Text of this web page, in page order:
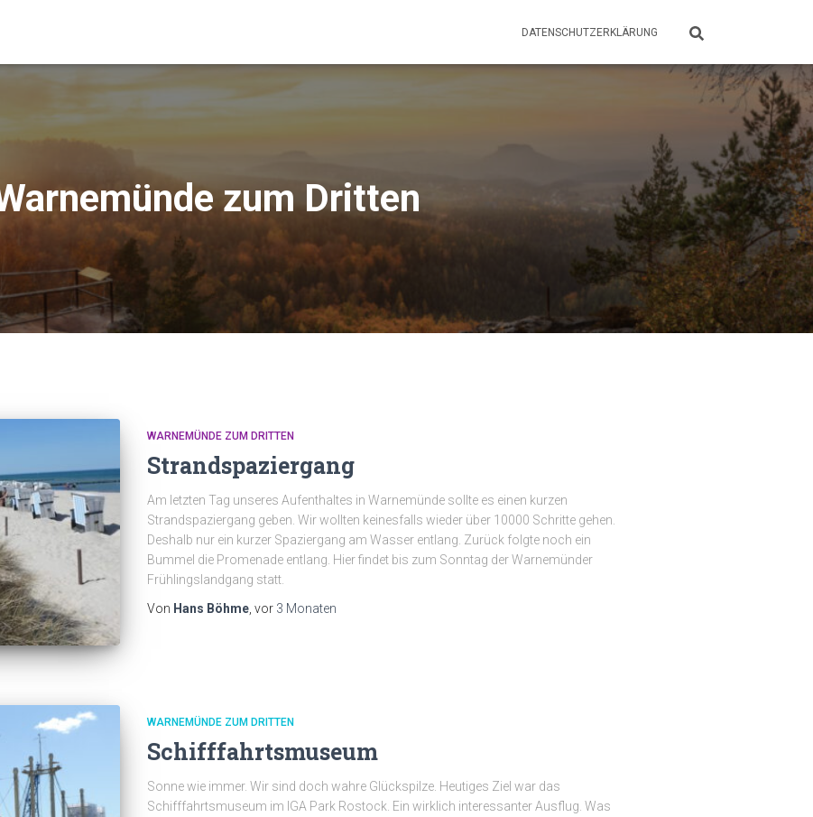
DATENSCHUTZERKLÄRUNG
zum Dritten
WARNEMÜNDE ZUM DRITTEN
Strandspaziergang
Am letzten Tag unseres Aufenthaltes in Warnemünde sollte es einen kurzen
Strandspaziergang geben. Wir wollten keinesfalls wieder über 10000 Schritte gehen.
Deshalb nur ein kurzer Spaziergang am Wasser entlang. Zurück folgte noch ein
Bummel die Promenade entlang. Hier findet bis zum Sonntag der Warnemünder
Frühlingslandgang statt.
Von Hans Böhme, vor 3 Monaten
WARNEMÜNDE ZUM DRITTEN
Schifffahrtsmuseum
Sonne wie immer. Wir sind doch wahre Glückspilze. Heutiges Ziel war das
Schifffahrtsmuseum im IGA Park Rostock. Ein wirklich interessanter Ausflug. Was